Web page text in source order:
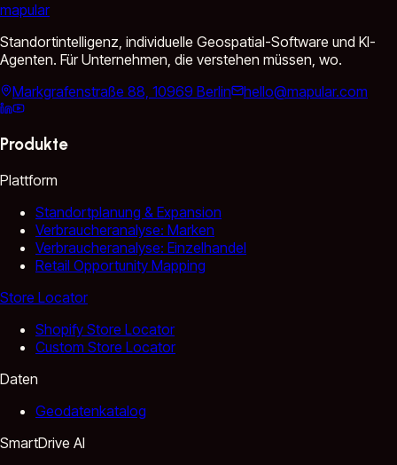
mapular
Standortintelligenz, individuelle Geospatial-Software und KI-
Agenten. Für Unternehmen, die verstehen müssen, wo.
Markgrafenstraße 88, 10969 Berlin
hello@mapular.com
Produkte
Plattform
Standortplanung & Expansion
Verbraucheranalyse: Marken
Verbraucheranalyse: Einzelhandel
Retail Opportunity Mapping
Store Locator
Shopify Store Locator
Custom Store Locator
Daten
Geodatenkatalog
SmartDrive AI